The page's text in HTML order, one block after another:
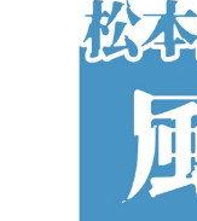
今日の番組表
週間番組表